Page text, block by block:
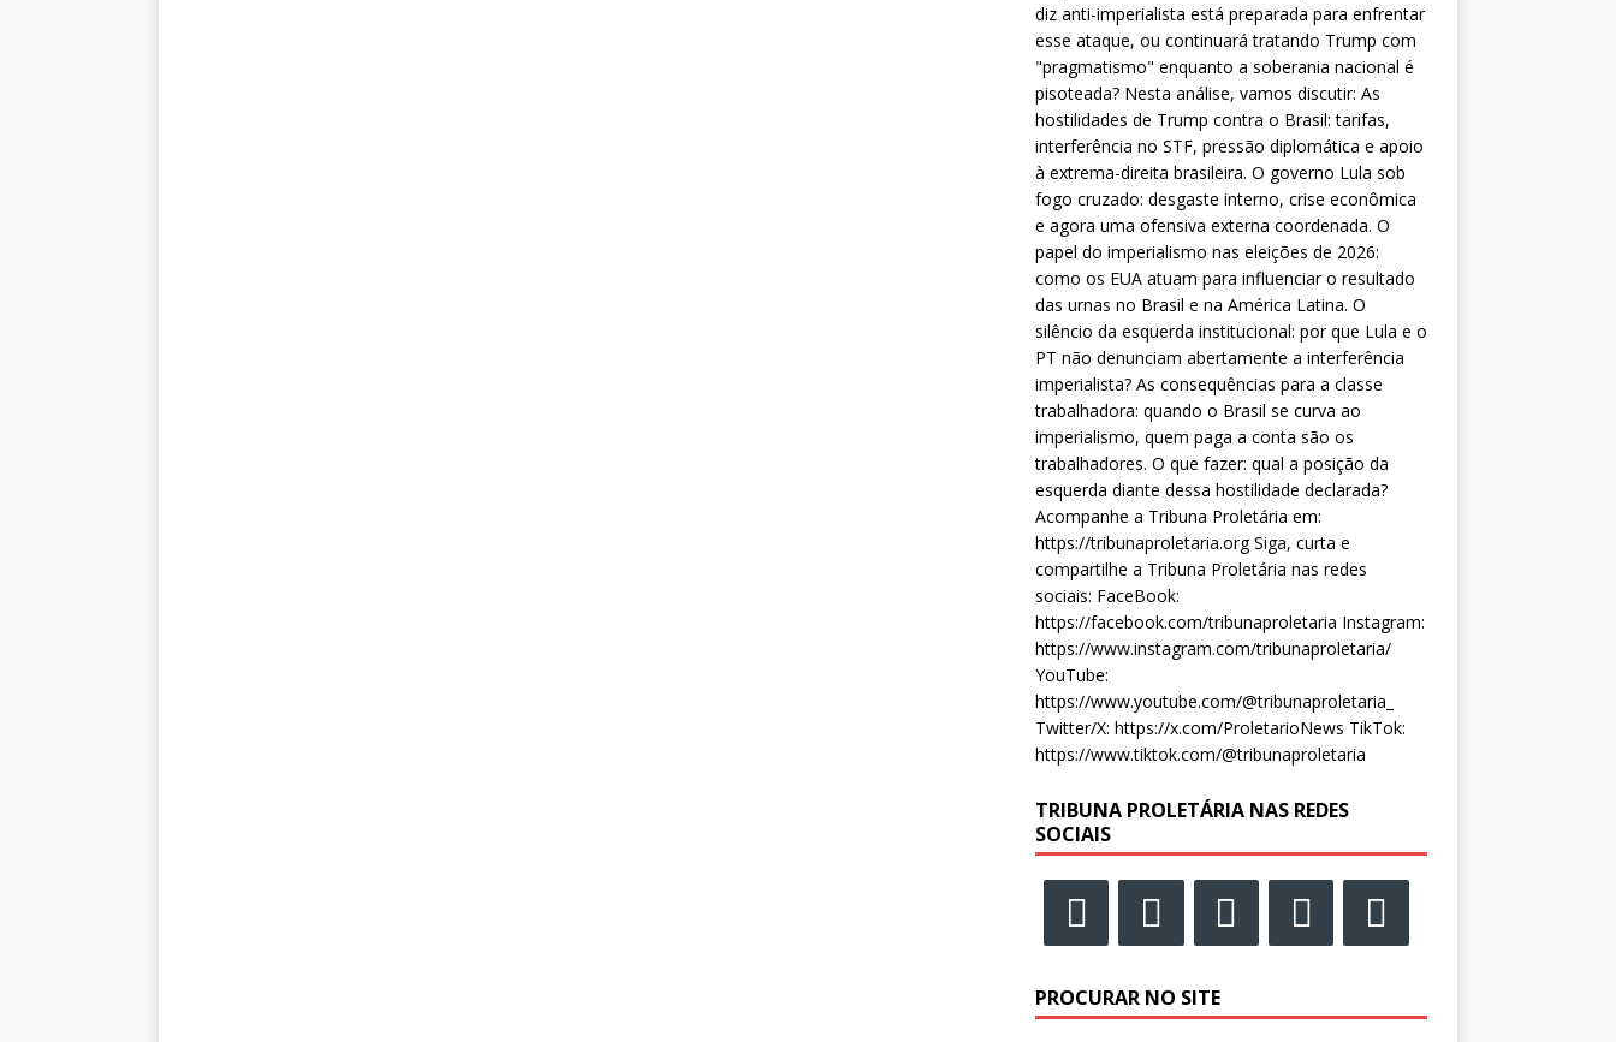
diz anti-imperialista está preparada para enfrentar
esse ataque, ou continuará tratando Trump com
"pragmatismo" enquanto a soberania nacional é
pisoteada? Nesta análise, vamos discutir: As
hostilidades de Trump contra o Brasil: tarifas,
interferência no STF, pressão diplomática e apoio
à extrema-direita brasileira. O governo Lula sob
fogo cruzado: desgaste interno, crise econômica
e agora uma ofensiva externa coordenada. O
papel do imperialismo nas eleições de 2026:
como os EUA atuam para influenciar o resultado
das urnas no Brasil e na América Latina. O
silêncio da esquerda institucional: por que Lula e o
PT não denunciam abertamente a interferência
imperialista? As consequências para a classe
trabalhadora: quando o Brasil se curva ao
imperialismo, quem paga a conta são os
trabalhadores. O que fazer: qual a posição da
esquerda diante dessa hostilidade declarada?
Acompanhe a Tribuna Proletária em:
https://tribunaproletaria.org Siga, curta e
compartilhe a Tribuna Proletária nas redes
sociais: FaceBook:
https://facebook.com/tribunaproletaria Instagram:
https://www.instagram.com/tribunaproletaria/
YouTube:
https://www.youtube.com/@tribunaproletaria_
Twitter/X: https://x.com/ProletarioNews TikTok:
https://www.tiktok.com/@tribunaproletaria
TRIBUNA PROLETÁRIA NAS REDES
SOCIAIS
PROCURAR NO SITE